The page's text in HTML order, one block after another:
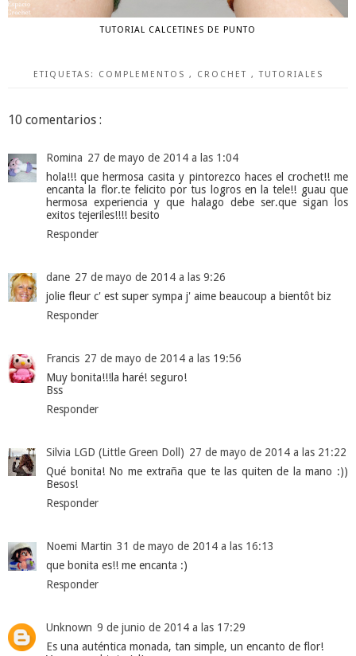
TUTORIAL CALCETINES DE PUNTO
ETIQUETAS: COMPLEMENTOS , CROCHET ,TUTORIALES
10 comentarios :
Romina 27 de mayo de 2014 a las 1:04
hola!!! que hermosa casita y pintorezco haces el crochet!! me
encanta la flor.te felicito por tus logros en la tele!! guau que
hermosa experiencia y que halago debe ser.que sigan los
exitos tejeriles!!!! besito
Responder
dane 27 de mayo de 2014 a las 9:26
jolie fleur c' est super sympa j' aime beaucoup a bientôt biz
Responder
Francis 27 de mayo de 2014 a las 19:56
Muy bonita!!!la haré! seguro!
Bss
Responder
Silvia LGD (Little Green Doll) 27 de mayo de 2014 a las 21:22
Qué bonita! No me extraña que te las quiten de la mano :))
Besos!
Responder
Noemi Martin 31 de mayo de 2014 a las 16:13
que bonita es!! me encanta :)
Responder
Unknown 9 de junio de 2014 a las 17:29
Es una auténtica monada, tan simple, un encanto de flor!